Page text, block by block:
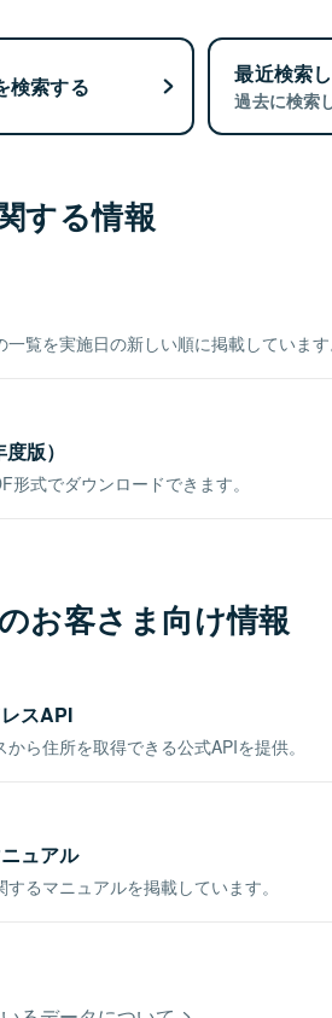
検索する 最近検索
過去に検索
する情報
覧を実施日の新しい順に掲載しています
版）
式でダウンロードできます。
お客さま向け情報
スAPI
ら住所を取得できる公式APIを提供。
ュアル
るマニュアルを掲載しています。